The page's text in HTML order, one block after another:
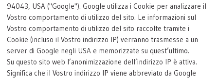
94043, USA ("Google"). Google utilizza i Cookie per analizzare il
Vostro comportamento di utilizzo del sito. Le informazioni sul
Vostro comportamento di utilizzo del sito raccolte tramite i
Cookie (incluso il Vostro indirizzo IP) verranno trasmesse a un
server di Google negli USA e memorizzate su quest’ultimo.
Su questo sito web l’anonimizzazione dell’indirizzo IP è attiva.
Significa che il Vostro indirizzo IP viene abbreviato da Google